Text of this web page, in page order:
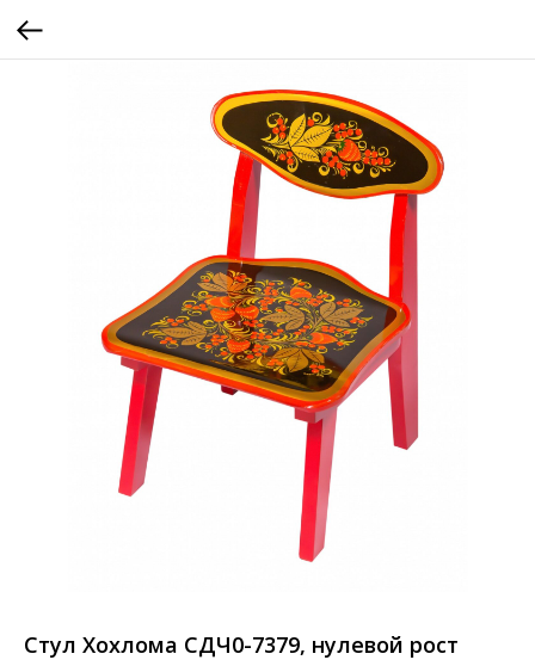
Стул Хохлома СДЧ0-7379, нулевой рост